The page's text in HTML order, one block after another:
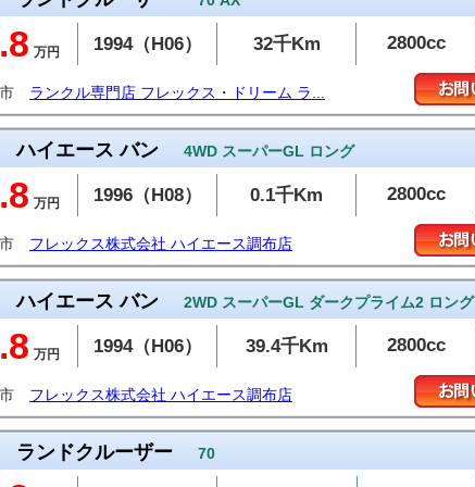
万円 1994（H06） 32千Km 2800cc
ランクル専門店 フレックス・ドリーム ラ...
ハイエース バン 4WD スーパーGL ロング
万円 1996（H08） 0.1千Km 2800cc
フレックス株式会社 ハイエース調布店
ハイエース バン 2WD スーパーGL ダークプライム2 ロング
万円 1994（H06） 39.4千Km 2800cc
フレックス株式会社 ハイエース調布店
ランドクルーザー 70